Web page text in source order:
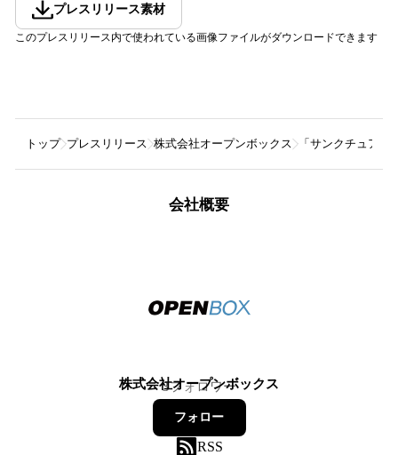
プレスリリース素材
このプレスリリース内で使われている画像ファイルがダウンロードできます
トップ プレスリリース 株式会社オープンボックス 「サンクチュア
会社概要
株式会社オープンボックス
3フォロワー
フォロー
RSS